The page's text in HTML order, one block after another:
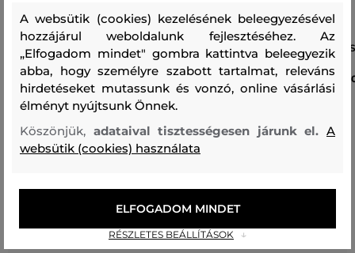
PÓLÓ DIESEL T-NORM-AA8 T-SHIRT
40 990 Ft
Elérhető méretek:
+1 további
PÓLÓ DIESEL T-NORM-AA8 T-
ÜGYFELEINKNEK ÁLTAL ÉRTÉKELT MÉRETEK
A websütik (cookies) kezelésének beleegyezésével
hozzájárul weboldalunk fejlesztéséhez. Az
„Elfogadom mindet" gombra kattintva beleegyezik
abba, hogy személyre szabott tartalmat, releváns
hirdetéseket mutassunk és vonzó, online vásárlási
élményt nyújtsunk Önnek.
Köszönjük, adataival tisztességesen járunk el.A
websütik (cookies) használata
RÉSZLETES BEÁLLÍTÁSOK
ELFOGADOM MINDET